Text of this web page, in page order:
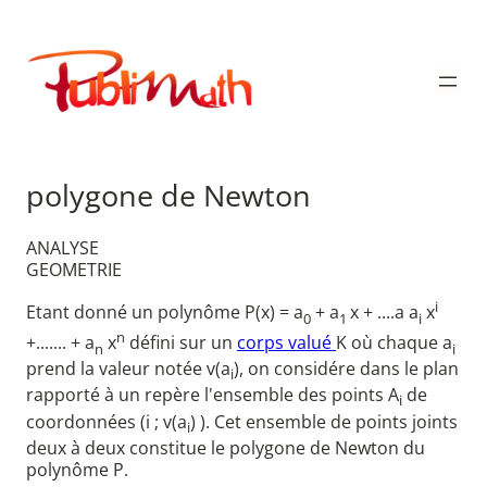
contenu
Publimath
polygone de Newton
ANALYSE
GEOMETRIE
Etant donné un polynôme P(x) = a0 + a1 x + ....a ai xi
+....... + an xn défini sur un corps valué K où chaque ai
prend la valeur notée v(ai), on considére dans le plan
rapporté à un repère l'ensemble des points Ai de
coordonnées (i ; v(ai) ). Cet ensemble de points joints
deux à deux constitue le polygone de Newton du
polynôme P.